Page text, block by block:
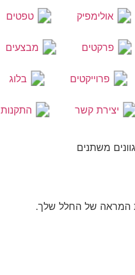
אולימפיק טפטים
פרקטים מבצעים
פרוייקטים בלוג
יצירת קשר התקנות
משתנים
המראה של החלל שלך.